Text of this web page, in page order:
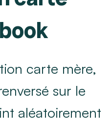
carte mère,
sur le
aléatoirement